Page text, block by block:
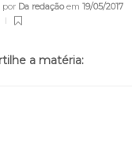
por Da redaçãoem 19/05/2017
a matéria: